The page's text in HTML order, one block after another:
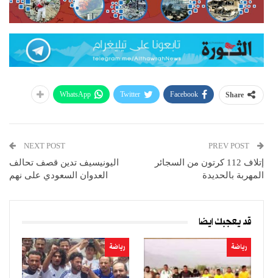
Share
Facebook
Twitter
WhatsApp
إتلاف 112 كرتون من السجائر
المهربة بالحديدة
NEXT POST
اليونيسيف تدين قصف تحالف
العدوان السعودي على نهم
قد يعجبك ايضا
رياضة رياضة